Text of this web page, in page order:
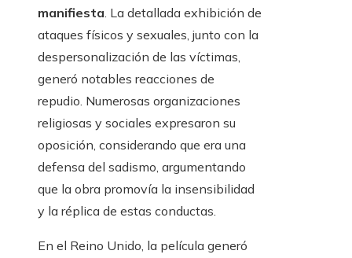
manifiesta. La detallada exhibición de
ataques físicos y sexuales, junto con la
despersonalización de las víctimas,
generó notables reacciones de
repudio. Numerosas organizaciones
religiosas y sociales expresaron su
oposición, considerando que era una
defensa del sadismo, argumentando
que la obra promovía la insensibilidad
y la réplica de estas conductas.
En el Reino Unido, la película generó